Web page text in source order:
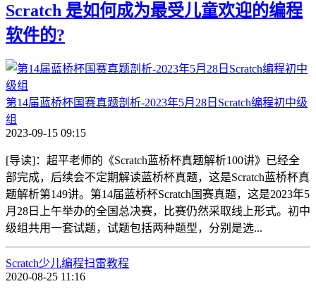
Scratch 是如何成为最受儿童欢迎的编程
软件的?
第14届蓝桥杯国赛真题剖析-2023年5月28日Scratch编程初中级
组
2023-09-15 09:15
[导读]：超平老师的《Scratch蓝桥杯真题解析100讲》已经全
部完成，后续会不定期解读蓝桥杯真题，这是Scratch蓝桥杯真
题解析第149讲。第14届蓝桥杯Scratch国赛真题，这是2023年5
月28日上午举办的全国总决赛，比赛仍然采取线上形式。初中
级组共用一套试题，试题包括两种题型，分别是选...
Scratch少儿编程扫雷教程
2020-08-25 11:16